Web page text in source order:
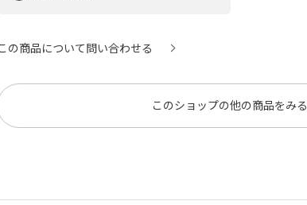
の商品について問い合わせる
このショップの他の商品をみる